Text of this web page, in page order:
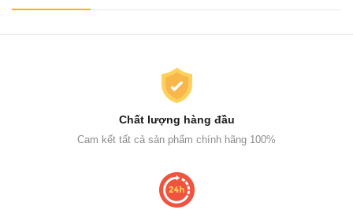
Chất lượng hàng đầu
Cam kết tất cả sản phẩm chính hãng 100%